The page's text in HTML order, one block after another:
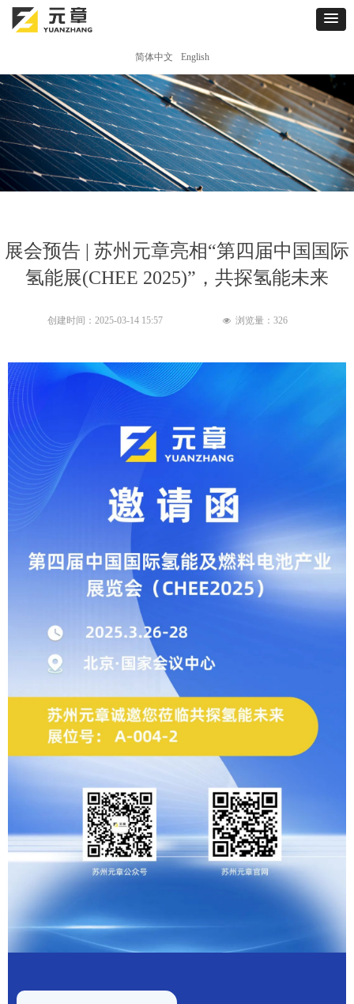
简体中文 English
展会预告 | 苏州元章亮相“第四届中国国际
氢能展(CHEE 2025)”，共探氢能未来
넶 浏览量： 326
创建时间： 2025-03-14 15:57